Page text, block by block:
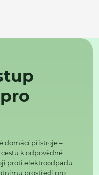
domácí přístroje –
cestu k odpovědné
proti elektroodpadu
prostředí pro